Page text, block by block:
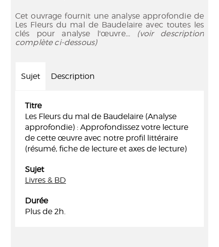
Cet ouvrage fournit une analyse approfondie de
Les Fleurs du mal de Baudelaire avec toutes les
clés pour analyse l'œuvre... (voir description
complète ci-dessous)
Sujet Description
Titre
Les Fleurs du mal de Baudelaire (Analyse
approfondie) : Approfondissez votre lecture
de cette œuvre avec notre profil littéraire
(résumé, fiche de lecture et axes de lecture)
Sujet
Livres & BD
Durée
Plus de 2h.